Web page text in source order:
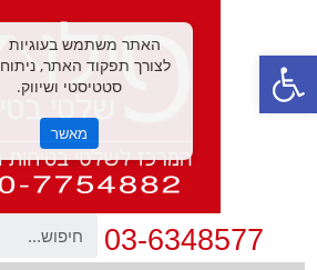
פתח סרגל נגישות
03-6348577
האתר משתמש בעוגיות
לצורך תפקוד האתר, ניתוח
סטטיסטי ושיווק.
מאשר